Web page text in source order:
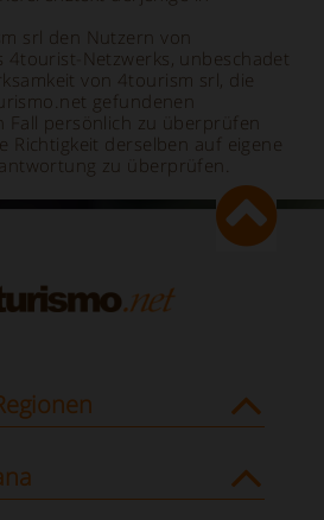
srl den Nutzern von
Netzwerks, unbeschadet
von 4tourism srl, die
gefundenen
Fall persönlich zu überprüfen
Richtigkeit derselben auf eigene
zu überprüfen.